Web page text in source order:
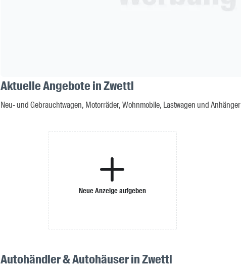
Aktuelle Angebote in Zwettl
Neu- und Gebrauchtwagen, Motorräder, Wohnmobile, Lastwagen und Anhänger
Neue Anzeige aufgeben
Autohändler & Autohäuser in Zwettl